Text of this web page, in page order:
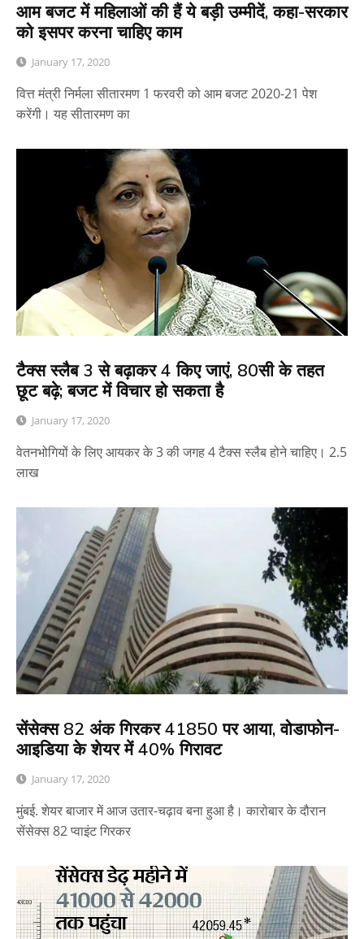
आम बजट में महिलाओं की हैं ये बड़ी उम्मीदें, कहा-सरकार
को इसपर करना चाहिए काम
January 17, 2020
वित्त मंत्री निर्मला सीतारमण 1 फरवरी को आम बजट 2020-21 पेश
करेंगी। यह सीतारमण का
टैक्स स्लैब 3 से बढ़ाकर 4 किए जाएं, 80सी के तहत
छूट बढ़े; बजट में विचार हो सकता है
January 17, 2020
वेतनभोगियों के लिए आयकर के 3 की जगह 4 टैक्स स्लैब होने चाहिए। 2.5
लाख
सेंसेक्स 82 अंक गिरकर 41850 पर आया, वोडाफोन-
आइडिया के शेयर में 40% गिरावट
January 17, 2020
मुंबई. शेयर बाजार में आज उतार-चढ़ाव बना हुआ है। कारोबार के दौरान
सेंसेक्स 82 प्वाइंट गिरकर